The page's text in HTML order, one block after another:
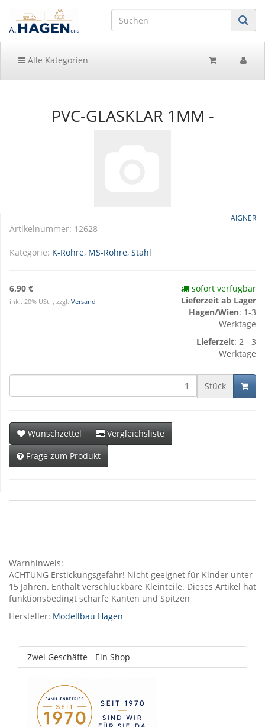
Alle Kategorien
PVC-GLASKLAR 1MM -
AIGNER
Artikelnummer: 12628
Kategorie: K-Rohre, MS-Rohre, Stahl
6,90 €
inkl. 20% USt. , zzgl. Versand
sofort verfügbar
Lieferzeit ab Lager
Hagen/Wien: 1-3
Werktage
Lieferzeit: 2 - 3
Werktage
Stück
Wunschzettel
Vergleichsliste
Frage zum Produkt
Warnhinweis:
ACHTUNG Erstickungsgefahr! Nicht geeignet für Kinder unter
15 Jahren. Enthält verschluckbare Kleinteile. Dieses Artikel hat
funktionsbedingt scharfe Kanten und Spitzen
Hersteller: Modellbau Hagen
Zwei Geschäfte - Ein Shop